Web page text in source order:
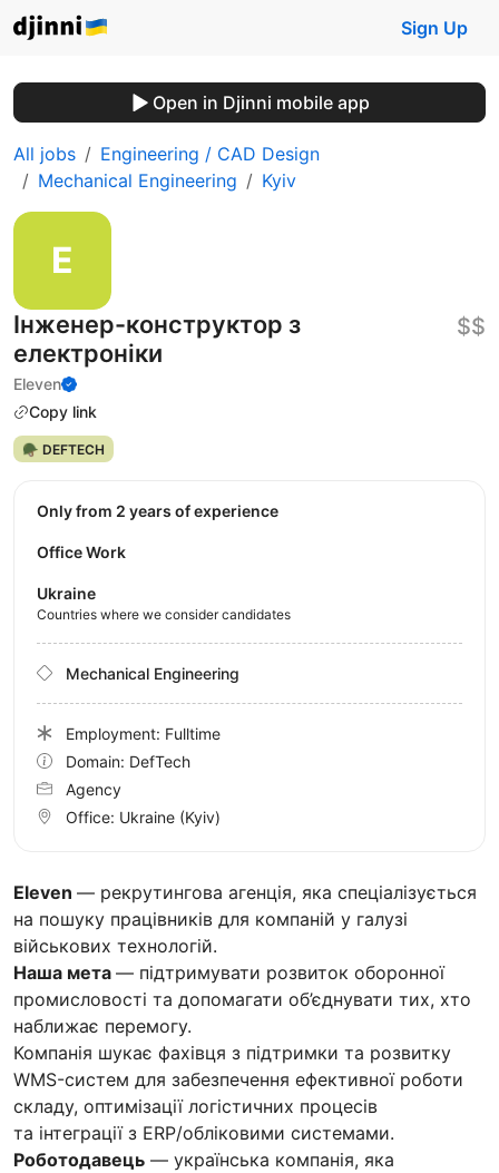
Sign Up
Open in Djinni mobile app
All jobs
Engineering / CAD Design
Mechanical Engineering
Kyiv
Інженер-конструктор з
електроніки
Eleven
Copy link
$$
🪖 DEFTECH
Eleven — рекрутингова агенція, яка спеціалізується
на пошуку працівників для компаній у галузі
військових технологій.
Наша мета — підтримувати розвиток оборонної
промисловості та допомагати об’єднувати тих, хто
наближає перемогу.
Компанія шукає фахівця з підтримки та розвитку
WMS-систем для забезпечення ефективної роботи
складу, оптимізації логістичних процесів
та інтеграції з ERP/обліковими системами.
Роботодавець — українська компанія, яка
Only from 2 years of experience
Office Work
Ukraine
Countries where we consider candidates
Mechanical Engineering
Employment: Fulltime
Domain: DefTech
Agency
Office: Ukraine (Kyiv)